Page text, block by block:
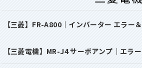
【三菱】FR-A800｜インバーター エラー
【三菱電機】MR-J4 サーボアンプ｜エラ